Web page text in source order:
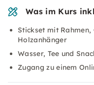
Was im Kurs
Stickset mit
Holzanhänger
Wasser, Tee und
Zugang zu einem